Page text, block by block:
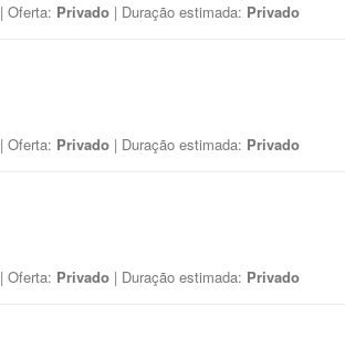
| Oferta: Privado | Duração estimada: Privado
| Oferta: Privado | Duração estimada: Privado
| Oferta: Privado | Duração estimada: Privado